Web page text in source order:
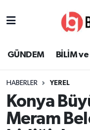
GÜNDEM BİLİM ve
HABERLER YEREL
Konya
Meram
EKONOMİ
Süper Lig Puan
Tüm Manşetler